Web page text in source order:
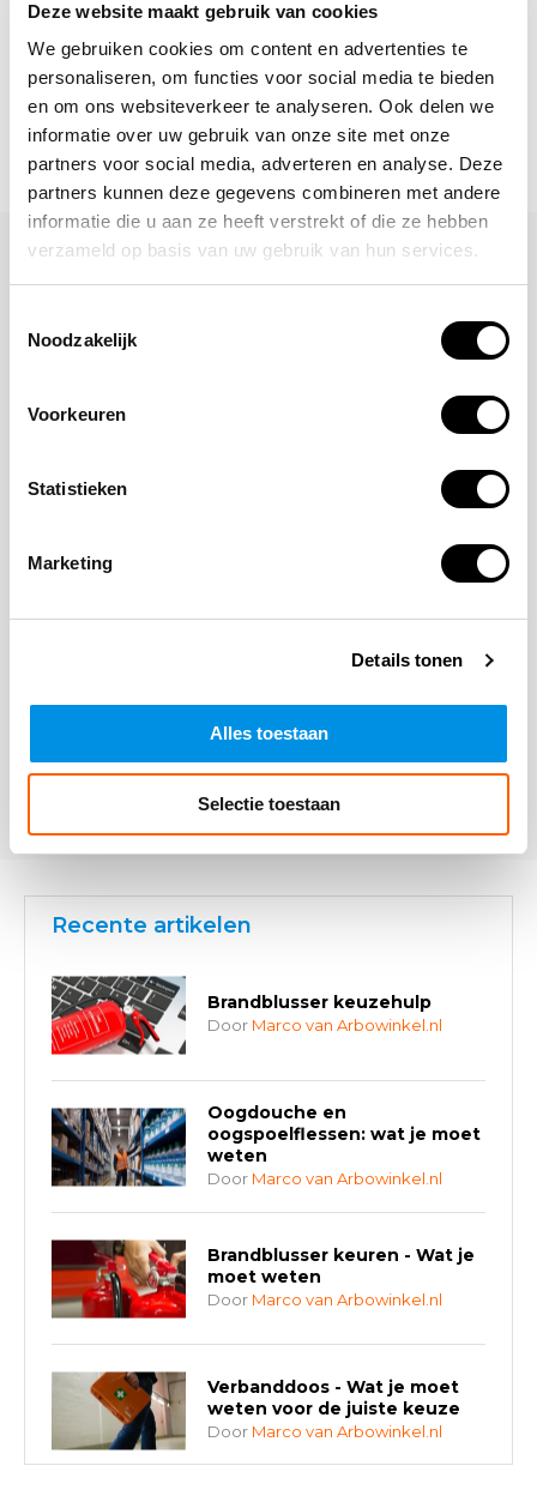
Deze website maakt gebruik van cookies
We gebruiken cookies om content en advertenties te
personaliseren, om functies voor social media te bieden
en om ons websiteverkeer te analyseren. Ook delen we
informatie over uw gebruik van onze site met onze
partners voor social media, adverteren en analyse. Deze
partners kunnen deze gegevens combineren met andere
informatie die u aan ze heeft verstrekt of die ze hebben
verzameld op basis van uw gebruik van hun services.
Noodzakelijk
Voorkeuren
Statistieken
Marketing
Details tonen
Alles toestaan
Selectie toestaan
Laat een reactie achter
E-mail *Uw e-mailadres wordt niet gepubliceerd
* Verplichte velden
Recente artikelen
Brandblusser keuzehulp
Door Marco van Arbowinkel.nl
Oogdouche en
oogspoelflessen: wat je moet
weten
Door Marco van Arbowinkel.nl
Brandblusser keuren - Wat je
moet weten
Door Marco van Arbowinkel.nl
Verbanddoos - Wat je moet
weten voor de juiste keuze
Door Marco van Arbowinkel.nl